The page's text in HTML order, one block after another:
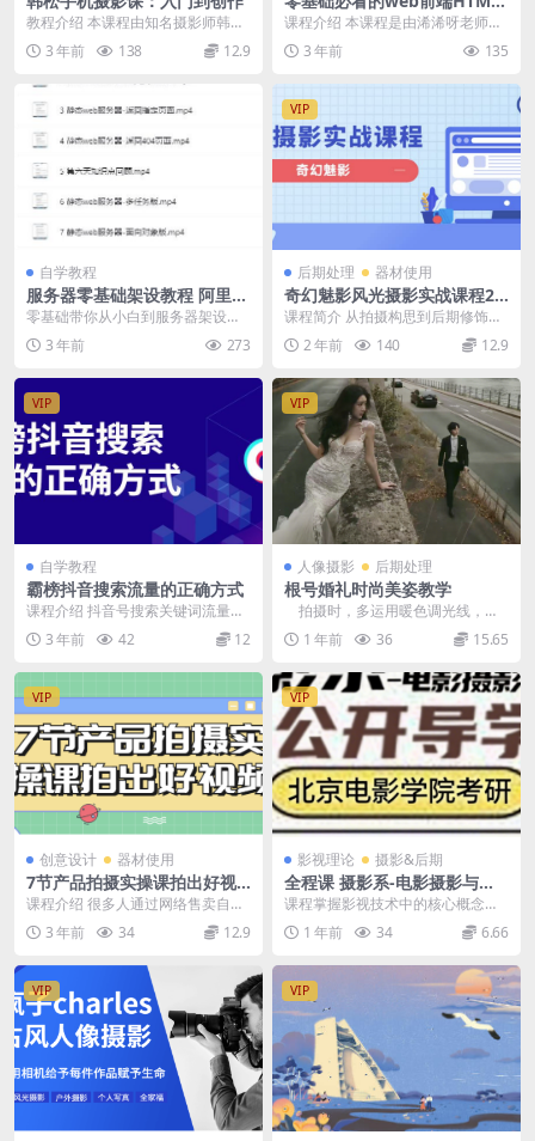
教程介绍 本课程由知名摄影师韩松
主讲，是原画册工作室出品的手机
摄影全套系统课程，...
3 年前 138 12.9
+CSS
课程介绍 本课程是由浠浠呀老师为
小白入门前端倾力打造的前端基础
教程，是零基础小白...
3 年前 135
自学教程
服务器零基础架设教程 阿里云
盘分享
零基础带你从小白到服务器架设大
神，需要的存一份！ 下载地址：htt
ps://ww...
3 年前 273
VIP
后期处理 器材使用
奇幻魅影风光摄影实战课程23
课时完结加番外
课程简介 从拍摄构思到后期修饰，
手把手教你拍风光大片 本课程是一
套手把手教你拍摄...
2 年前 140 12.9
VIP
自学教程
霸榜抖音搜索流量的正确方式
课程介绍 抖音号搜索关键词流量获
取方式：内容包括抖音搜索流量、
数据化选词工具、关...
3 年前 42 12
VIP
人像摄影 后期处理
根号婚礼时尚美姿教学
拍摄时，多运用暖色调光线，营
造出温馨怀旧的氛围。构图上借鉴
古典油画的布局...
1 年前 36 15.65
VIP
创意设计 器材使用
7节产品拍摄实操课拍出好视
频
课程介绍 很多人通过网络售卖自己
的小商品，但是如何通过视频展示
产品的特点？一个1...
3 年前 34 12.9
VIP
影视理论 摄影&后期
全程课 摄影系-电影摄影与制
作 已更新15期onew北电考研
课程掌握影视技术中的核心概念，
包括画幅格式、分辨率、帧率等基
础术语。理解不同影视...
1 年前 34 6.66
VIP VIP